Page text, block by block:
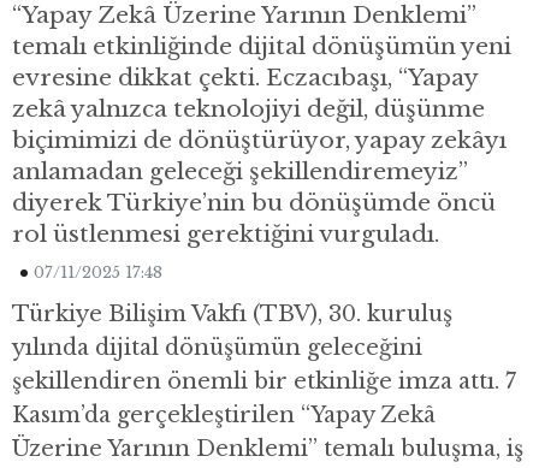
“Yapay Zekâ Üzerine Yarının Denklemi”
temalı etkinliğinde dijital dönüşümün yeni
evresine dikkat çekti. Eczacıbaşı, “Yapay
zekâ yalnızca teknolojiyi değil, düşünme
biçimimizi de dönüştürüyor, yapay zekâyı
anlamadan geleceği şekillendiremeyiz”
diyerek Türkiye’nin bu dönüşümde öncü
rol üstlenmesi gerektiğini vurguladı.
07/11/2025 17:48
Türkiye Bilişim Vakfı (TBV), 30. kuruluş
yılında dijital dönüşümün geleceğini
şekillendiren önemli bir etkinliğe imza attı. 7
Kasım’da gerçekleştirilen “Yapay Zekâ
Üzerine Yarının Denklemi” temalı buluşma, iş